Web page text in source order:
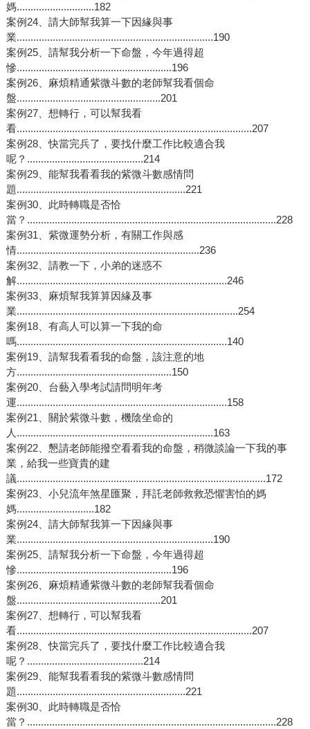
媽............................182
案例24、請大師幫我算一下因緣與事
業.......................................................................190
案例25、請幫我分析一下命盤，今年過得超
慘........................................................196
案例26、麻煩精通紫微斗數的老師幫我看個命
盤....................................................201
案例27、想轉行，可以幫我看
看.....................................................................................207
案例28、快當完兵了，要找什麼工作比較適合我
呢？..........................................214
案例29、能幫我看看我的紫微斗數感情問
題.............................................................221
案例30、此時轉職是否恰
當？..........................................................................................228
案例31、紫微運勢分析，有關工作與感
情..................................................................236
案例32、請教一下，小弟的迷惑不
解............................................................................246
案例33、麻煩幫我算算因緣及事
業................................................................................254
案例18、有高人可以算一下我的命
嗎............................................................................140
案例19、請幫我看看我的命盤，該注意的地
方........................................................150
案例20、台藝入學考試請問明年考
運............................................................................158
案例21、關於紫微斗數，機陰坐命的
人.......................................................................163
案例22、懇請老師能撥空看看我的命盤，稍微談論一下我的事
業，給我一些寶貴的建
議..........................................................................................172
案例23、小兒流年煞星匯聚，拜託老師救救恐懼害怕的媽
媽............................182
案例24、請大師幫我算一下因緣與事
業.......................................................................190
案例25、請幫我分析一下命盤，今年過得超
慘........................................................196
案例26、麻煩精通紫微斗數的老師幫我看個命
盤....................................................201
案例27、想轉行，可以幫我看
看.....................................................................................207
案例28、快當完兵了，要找什麼工作比較適合我
呢？..........................................214
案例29、能幫我看看我的紫微斗數感情問
題.............................................................221
案例30、此時轉職是否恰
當？..........................................................................................228